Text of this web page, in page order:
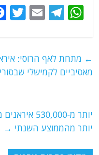
W
s
A
T
g
ra
E
l
T
← מתחת לאף הרוסי:
מאסיביים לקמישלי
יותר מהממוצע השנתי →